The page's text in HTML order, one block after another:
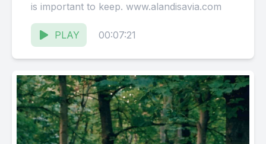
is important to keep. www.alandisavia.com
PLAY 00:07:21